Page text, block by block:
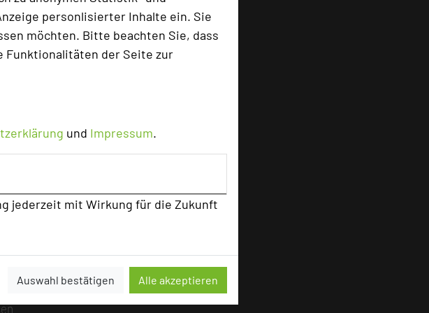
personlisierter Inhalte ein. Sie
möchten. Bitte beachten Sie, dass
Funktionalitäten der Seite zur
und Impressum.
jederzeit mit Wirkung für die Zukunft
Auswahl bestätigen Alle akzeptieren
Suchlisten
Württemberg
Vorpommern